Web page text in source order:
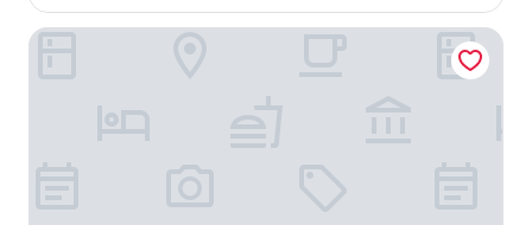
Swiss-Belhotel Bogor